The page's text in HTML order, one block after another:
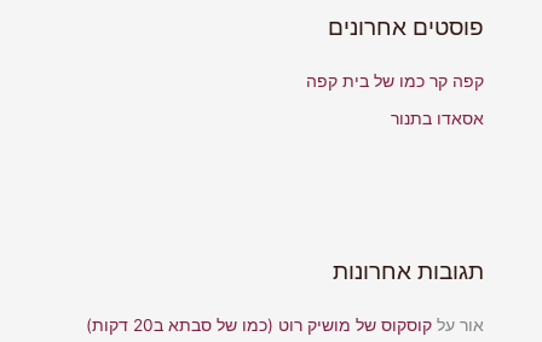
פוסטים אחרונים
קפה קר כמו של בית קפה
אסאדו בתנור
תגובות אחרונות
אור עלקוסקוס של מושיק רוט (כמו של סבתא ב20 דקות)